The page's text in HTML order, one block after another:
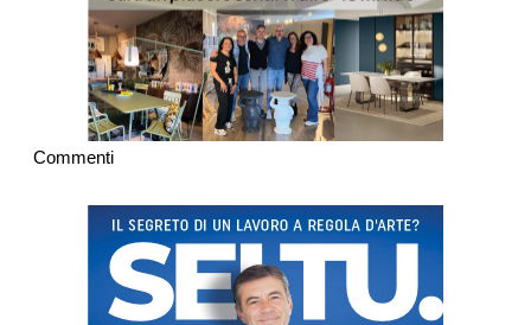
Commenti